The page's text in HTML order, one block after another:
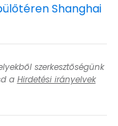
Shanghai
szerkesztőségünk
a Hirdetési irányelvek